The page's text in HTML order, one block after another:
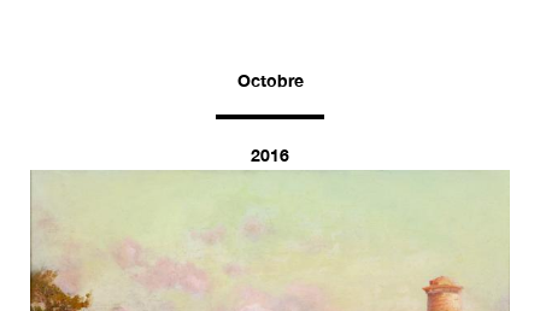
Octobre
2016